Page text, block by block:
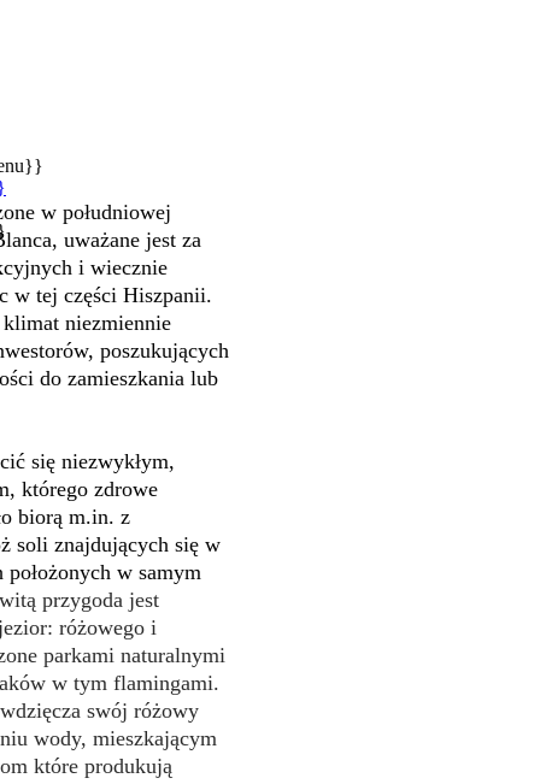
w południowej
uważane jest za
i wiecznie
w tej części Hiszpanii.
niezmiennie
poszukujących
do zamieszkania lub
się niezwykłym,
którego zdrowe
biorą m.in. z
soli znajdujących się w
położonych w samym
przygoda jest
różowego i
parkami naturalnymi
w tym flamingami.
swój różowy
wody, mieszkającym
które produkują